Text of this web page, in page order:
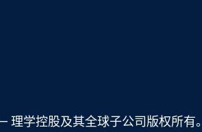
理学控股及其全球子公司版权所有。